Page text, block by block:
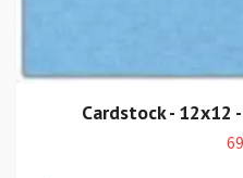
Cardstock - 12x12